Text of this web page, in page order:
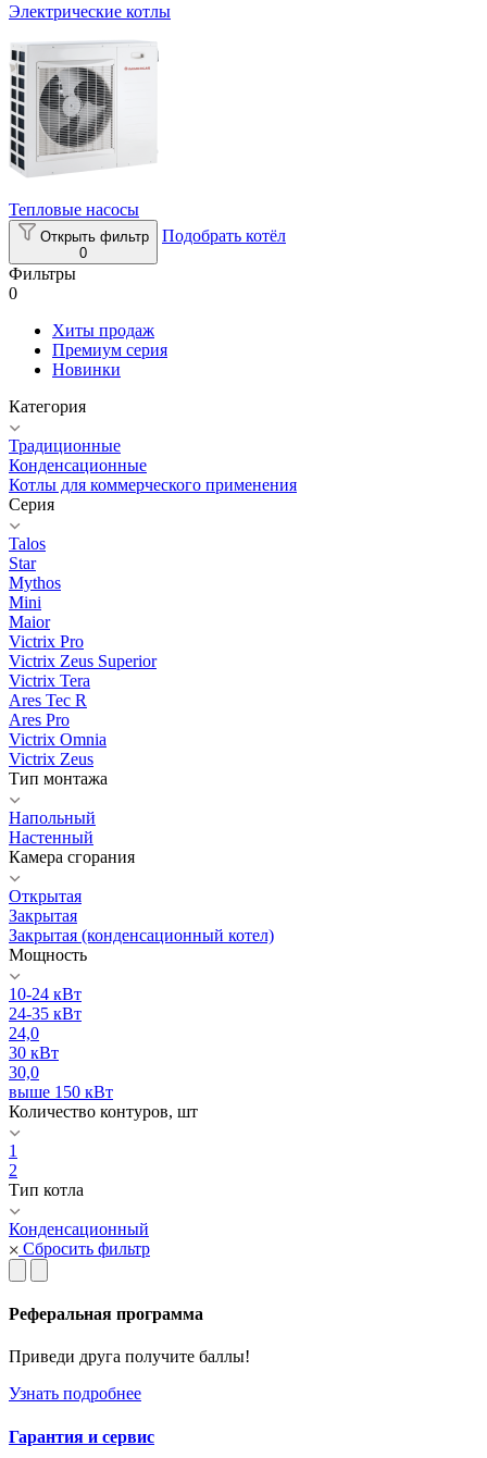
Электрические котлы
Тепловые насосы
Открыть фильтр
0
Подобрать котёл
Фильтры
0
Хиты продаж
Премиум серия
Новинки
Категория
Традиционные
Конденсационные
Котлы для коммерческого применения
Серия
Talos
Star
Mythos
Mini
Maior
Victrix Pro
Victrix Zeus Superior
Victrix Tera
Ares Tec R
Ares Pro
Victrix Omnia
Victrix Zeus
Тип монтажа
Напольный
Настенный
Камера сгорания
Открытая
Закрытая
Закрытая (конденсационный котел)
Мощность
10-24 кВт
24-35 кВт
24,0
30 кВт
30,0
выше 150 кВт
Количество контуров, шт
1
2
Тип котла
Конденсационный
Сбросить фильтр
Реферальная программа
Приведи друга получите баллы!
Узнать подробнее
Гарантия и сервис